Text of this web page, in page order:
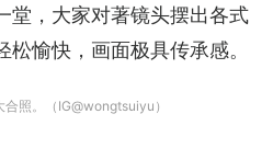
堂，大家对著镜头摆出各式
愉快，画面极具传承感。
照。（IG@wongtsuiyu）